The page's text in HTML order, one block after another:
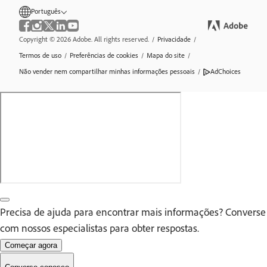
Português
Copyright © 2026 Adobe. All rights reserved. / Privacidade /
Termos de uso / Preferências de cookies / Mapa do site /
Não vender nem compartilhar minhas informações pessoais / AdChoices
Precisa de ajuda para encontrar mais informações? Converse
com nossos especialistas para obter respostas.
Começar agora